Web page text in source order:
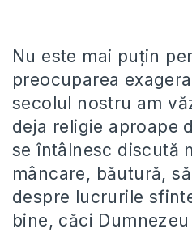
Nu este mai puțin
preocuparea
secolul nostru am
deja religie aproape
se întâlnesc discută
mâncare, băutură,
despre lucrurile
bine, căci